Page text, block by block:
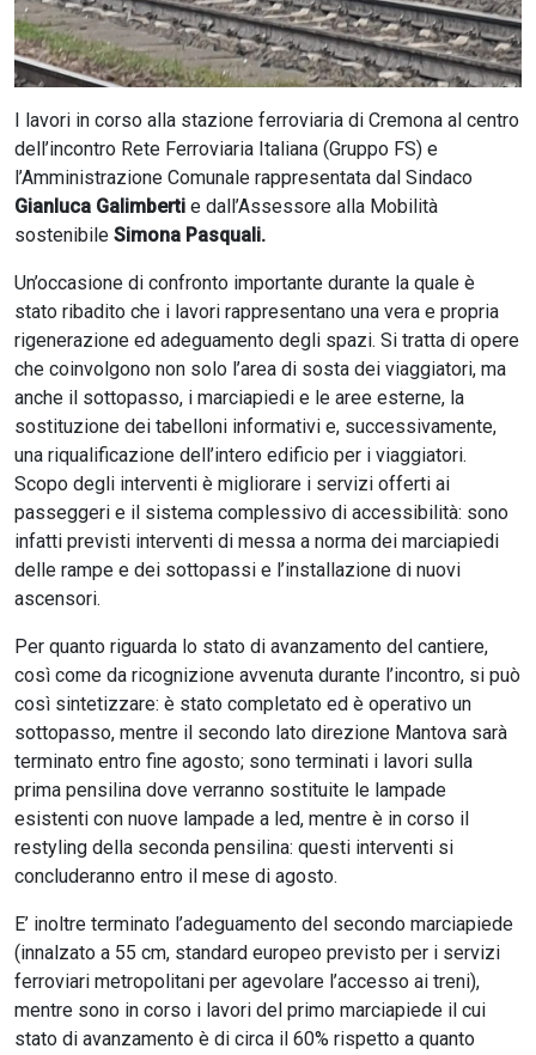
I lavori in corso alla stazione ferroviaria di Cremona al centro
dell’incontro Rete Ferroviaria Italiana (Gruppo FS) e
l’Amministrazione Comunale rappresentata dal Sindaco
Gianluca Galimberti e dall’Assessore alla Mobilità
sostenibile Simona Pasquali.
Un’occasione di confronto importante durante la quale è
stato ribadito che i lavori rappresentano una vera e propria
rigenerazione ed adeguamento degli spazi. Si tratta di opere
che coinvolgono non solo l’area di sosta dei viaggiatori, ma
anche il sottopasso, i marciapiedi e le aree esterne, la
sostituzione dei tabelloni informativi e, successivamente,
una riqualificazione dell’intero edificio per i viaggiatori.
Scopo degli interventi è migliorare i servizi offerti ai
passeggeri e il sistema complessivo di accessibilità: sono
infatti previsti interventi di messa a norma dei marciapiedi
delle rampe e dei sottopassi e l’installazione di nuovi
ascensori.
Per quanto riguarda lo stato di avanzamento del cantiere,
così come da ricognizione avvenuta durante l’incontro, si può
così sintetizzare: è stato completato ed è operativo un
sottopasso, mentre il secondo lato direzione Mantova sarà
terminato entro fine agosto; sono terminati i lavori sulla
prima pensilina dove verranno sostituite le lampade
esistenti con nuove lampade a led, mentre è in corso il
restyling della seconda pensilina: questi interventi si
concluderanno entro il mese di agosto.
E’ inoltre terminato l’adeguamento del secondo marciapiede
(innalzato a 55 cm, standard europeo previsto per i servizi
ferroviari metropolitani per agevolare l’accesso ai treni),
mentre sono in corso i lavori del primo marciapiede il cui
stato di avanzamento è di circa il 60% rispetto a quanto